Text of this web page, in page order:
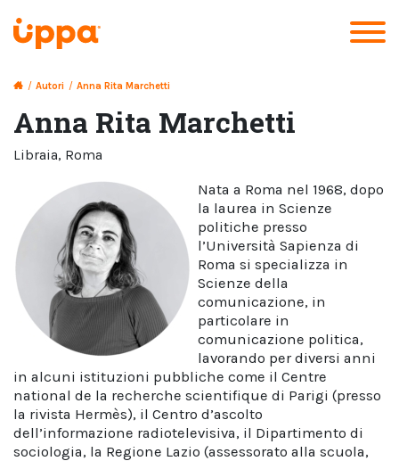
/ Autori / Anna Rita Marchetti
Anna Rita Marchetti
libraia, Roma
Nata a Roma nel 1968, dopo
la laurea in Scienze
politiche presso
l’Università Sapienza di
Roma si specializza in
Scienze della
comunicazione, in
particolare in
comunicazione politica,
lavorando per diversi anni
in alcuni istituzioni pubbliche come il Centre
national de la recherche scientifique di Parigi (presso
la rivista Hermès), il Centro d’ascolto
dell’informazione radiotelevisiva, il Dipartimento di
sociologia, la Regione Lazio (assessorato alla scuola,